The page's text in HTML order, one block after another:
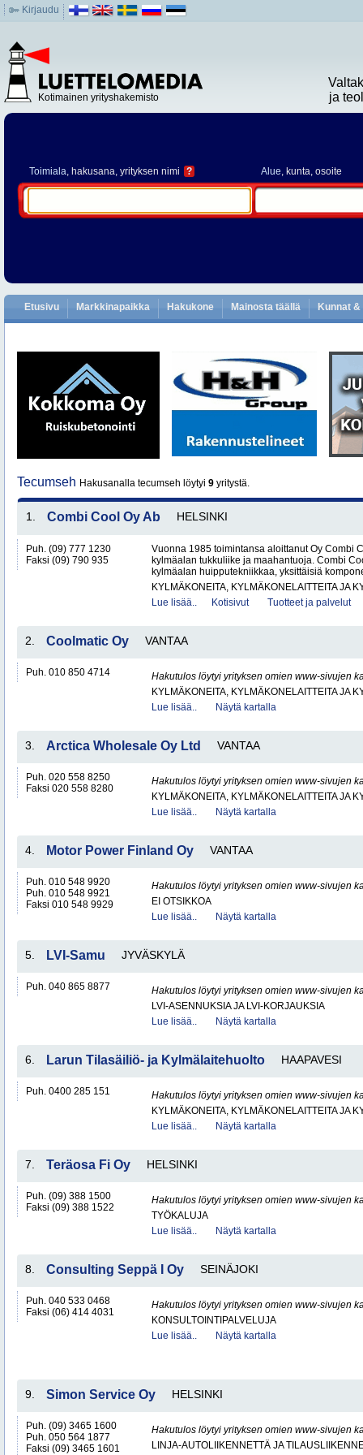
Kirjaudu
Kotimainen yrityshakemisto
ja
Toimiala, hakusana, yrityksen nimi ? Alue, kunta, osoite
Etusivu Markkinapaikka Hakukone Mainosta täällä Kunnat
Tecumseh Hakusanalla tecumseh löytyi 9 yritystä.
1. Combi Cool Oy Ab HELSINKI
Puh. (09) 777 1230
Faksi (09) 790 935
Vuonna 1985 toimintansa aloittanut Oy Combi
kylmäalan tukkuliike ja maahantuoja. Combi
kylmäalan huipputekniikkaa, yksittäisiä
KYLMÄKONEITA, KYLMÄKONELAITTEITA JA
Lue lisää..
Kotisivut Tuotteet ja palvelut
2. Coolmatic Oy VANTAA
Puh. 010 850 4714
Hakutulos löytyi yrityksen omien www-sivujen
KYLMÄKONEITA, KYLMÄKONELAITTEITA JA
Lue lisää..
Näytä kartalla
3. Arctica Wholesale Oy Ltd VANTAA
Puh. 020 558 8250
Faksi 020 558 8280
Hakutulos löytyi yrityksen omien www-sivujen
KYLMÄKONEITA, KYLMÄKONELAITTEITA JA
Lue lisää..
Näytä kartalla
4. Motor Power Finland Oy VANTAA
Puh. 010 548 9920
Puh. 010 548 9921
Faksi 010 548 9929
Hakutulos löytyi yrityksen omien www-sivujen
EI OTSIKKOA
Lue lisää..
Näytä kartalla
5. LVI-Samu JYVÄSKYLÄ
Puh. 040 865 8877
Hakutulos löytyi yrityksen omien www-sivujen
LVI-ASENNUKSIA JA LVI-KORJAUKSIA
Lue lisää..
Näytä kartalla
6. Larun Tilasäiliö- ja Kylmälaitehuolto HAAPAVESI
Puh. 0400 285 151
Hakutulos löytyi yrityksen omien www-sivujen
KYLMÄKONEITA, KYLMÄKONELAITTEITA JA
Lue lisää..
Näytä kartalla
7. Teräosa Fi Oy HELSINKI
Puh. (09) 388 1500
Faksi (09) 388 1522
Hakutulos löytyi yrityksen omien www-sivujen
TYÖKALUJA
Lue lisää..
Näytä kartalla
8. Consulting Seppä I Oy SEINÄJOKI
Puh. 040 533 0468
Faksi (06) 414 4031
Hakutulos löytyi yrityksen omien www-sivujen
KONSULTOINTIPALVELUJA
Lue lisää..
Näytä kartalla
9. Simon Service Oy HELSINKI
Puh. (09) 3465 1600
Puh. 050 564 1877
Faksi (09) 3465 1601
Hakutulos löytyi yrityksen omien www-sivujen
LINJA-AUTOLIIKENNETTÄ JA